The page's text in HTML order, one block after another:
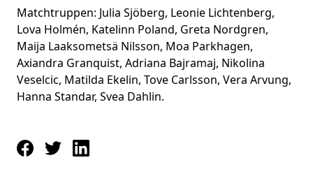
Matchtruppen: Julia Sjöberg, Leonie Lichtenberg,
Lova Holmén, Katelinn Poland, Greta Nordgren,
Maija Laaksometsä Nilsson, Moa Parkhagen,
Axiandra Granquist, Adriana Bajramaj, Nikolina
Veselcic, Matilda Ekelin, Tove Carlsson, Vera Arvung,
Hanna Standar, Svea Dahlin.